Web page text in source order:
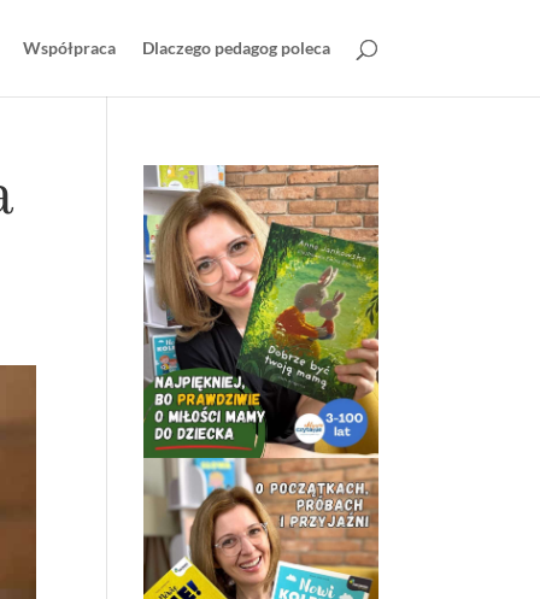
Współpraca Dlaczego pedagog poleca